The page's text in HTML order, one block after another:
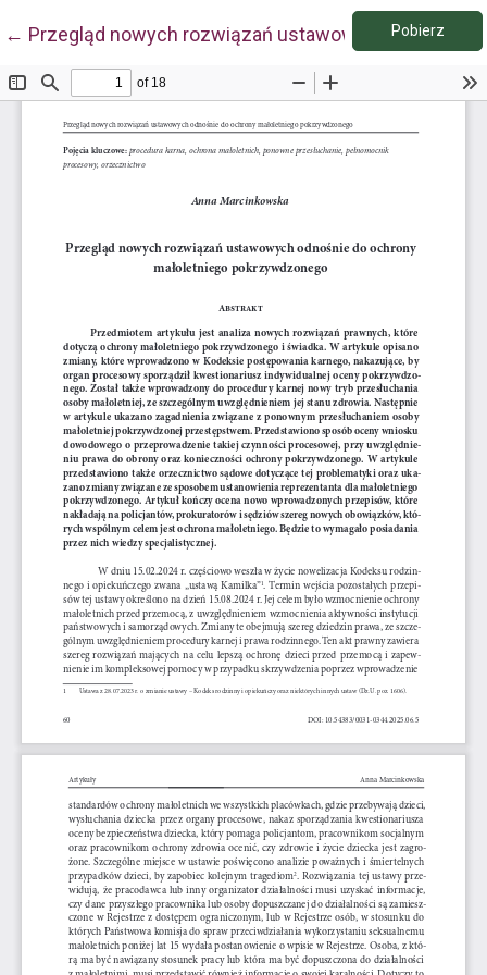
← Wróć do szczegółów artykułu
Przegląd nowych rozwiązań ustawowych odnośnie
Pobierz